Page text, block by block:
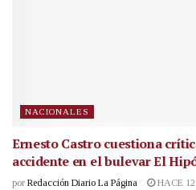
NACIONALES
Ernesto Castro cuestiona
accidente en el bulevar El
por Redacción Diario La Página HACE 12